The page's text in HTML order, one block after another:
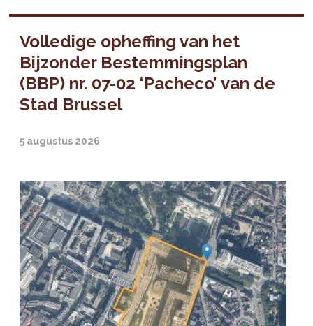
Volledige opheffing van het
Bijzonder Bestemmingsplan
(BBP) nr. 07-02 ‘Pacheco’ van de
Stad Brussel
5 augustus 2026